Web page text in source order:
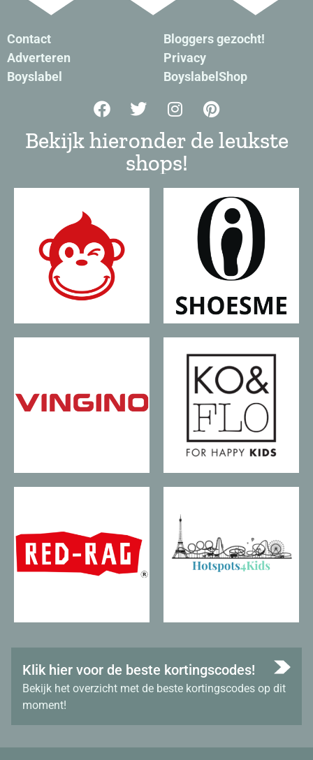
Contact
Adverteren
Boyslabel
Bloggers gezocht!
Privacy
BoyslabelShop
Bekijk hieronder de leukste
shops!
Klik hier voor de beste kortingscodes!
Bekijk het overzicht met de beste kortingscodes op dit
moment!